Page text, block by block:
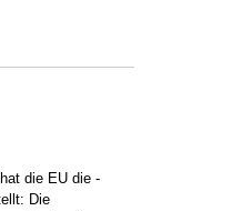
die EU die
Die